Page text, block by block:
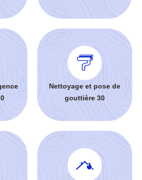
Nettoyage et pose de
gouttière 30